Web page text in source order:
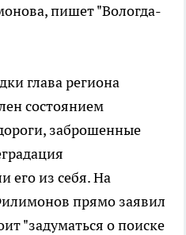
пишет "Вологда-
глава региона
состоянием
заброшенные
его из себя. На
прямо заявил
"задуматься о поиске